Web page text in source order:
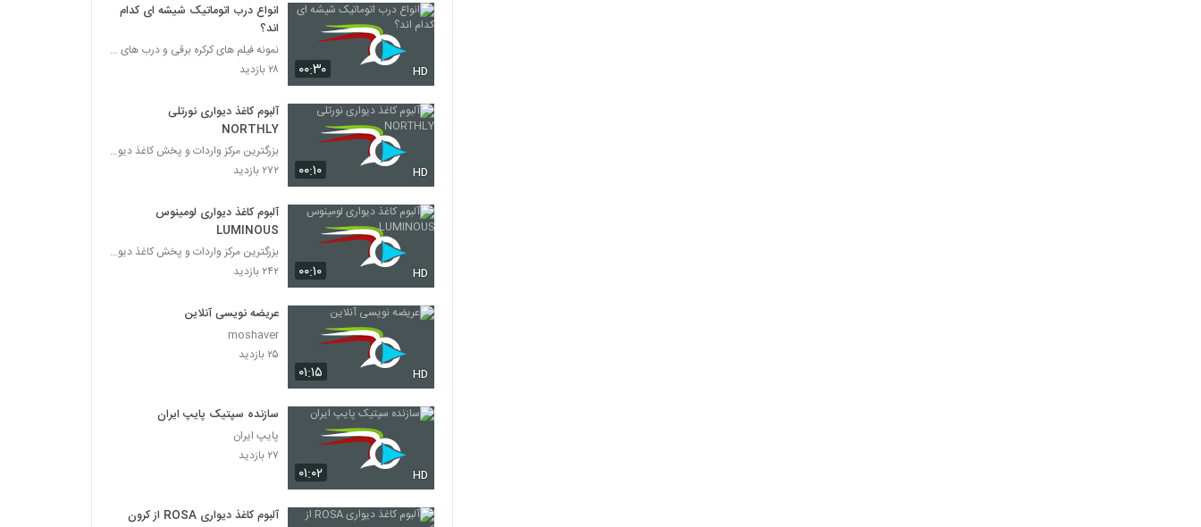
۰۰:۳۰ HD
انواع درب اتوماتیک شیشه ای کدام
اند؟
نمونه فیلم های کرکره برقی و درب های اتوماتیک
۲۸ بازدید
۰۰:۱۰ HD
آلبوم کاغذ دیواری نورتلی
NORTHLY
بزرگترین مرکز واردات و پخش کاغذ دیواری
۲۷۲ بازدید
۰۰:۱۰ HD
آلبوم کاغذ دیواری لومینوس
LUMINOUS
بزرگترین مرکز واردات و پخش کاغذ دیواری
۲۴۲ بازدید
۰۱:۱۵ HD
عریضه نویسی آنلاین
moshaver
۲۵ بازدید
۰۱:۰۲ HD
سازنده سپتیک پایپ ایران
پایپ ایران
۲۷ بازدید
آلبوم کاغذ دیواری ROSA از کرون